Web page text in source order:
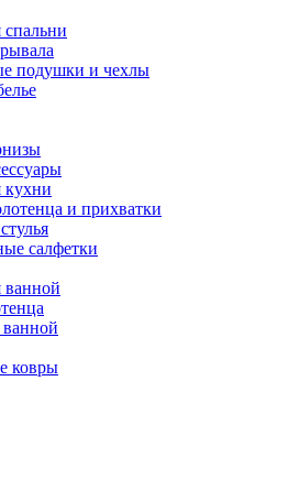
спальни
подушки и чехлы
кухни
и прихватки
салфетки
ванной
ковры